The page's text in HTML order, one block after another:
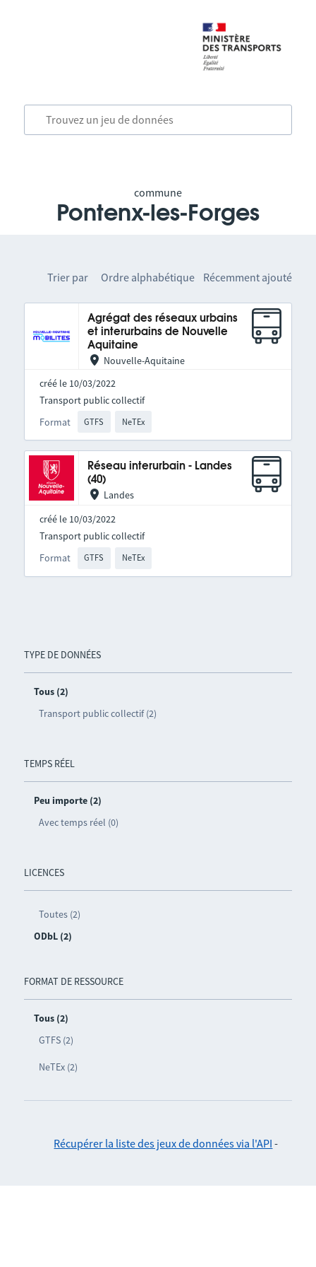
commune
Pontenx-les-Forges
TYPE DE DONNÉES
Tous (2)
Transport public collectif (2)
TEMPS RÉEL
Peu importe (2)
Avec temps réel (0)
LICENCES
Toutes (2)
ODbL (2)
FORMAT DE RESSOURCE
Tous (2)
GTFS (2)
NeTEx (2)
Trier par Ordre alphabétique Récemment ajouté
Agrégat des réseaux urbains
et interurbains de Nouvelle
Aquitaine
Nouvelle-Aquitaine
créé le 10/03/2022
Format GTFS NeTEx
Transport public collectif
Réseau interurbain - Landes
(40)
Landes
créé le 10/03/2022
Format GTFS NeTEx
Transport public collectif
Récupérer la liste des jeux de données via l'API -